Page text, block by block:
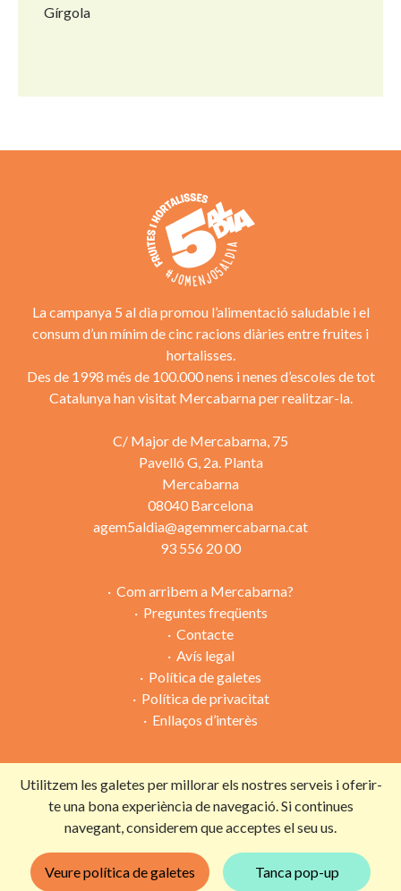
Gírgola
Utilitzem les galetes per millorar els nostres serveis i oferir-
te una bona experiència de navegació. Si continues
navegant, considerem que acceptes el seu us.
Veure política de galetes Tanca pop-up
La campanya 5 al dia promou l’alimentació saludable i el
consum d’un mínim de cinc racions diàries entre fruites i
hortalisses.
Des de 1998 més de 100.000 nens i nenes d’escoles de tot
Catalunya han visitat Mercabarna per realitzar-la.
C/ Major de Mercabarna, 75
Pavelló G, 2a. Planta
Mercabarna
08040 Barcelona
agem5aldia@agemmercabarna.cat
93 556 20 00
Com arribem a Mercabarna?
Preguntes freqüents
Contacte
Avís legal
Política de galetes
Política de privacitat
Enllaços d’interès
Amb la col·laboració de: